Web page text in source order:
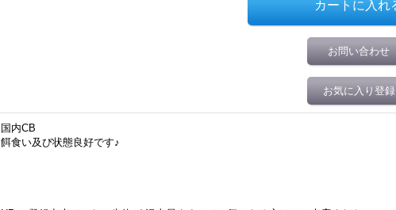
お問い合わせ
お気に入り登録
国内CB
餌食い及び状態良好です♪